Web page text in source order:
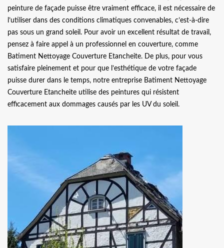
peinture de façade puisse être vraiment efficace, il est nécessaire de
l’utiliser dans des conditions climatiques convenables, c’est-à-dire
pas sous un grand soleil. Pour avoir un excellent résultat de travail,
pensez à faire appel à un professionnel en couverture, comme
Batiment Nettoyage Couverture Etancheite. De plus, pour vous
satisfaire pleinement et pour que l’esthétique de votre façade
puisse durer dans le temps, notre entreprise Batiment Nettoyage
Couverture Etancheite utilise des peintures qui résistent
efficacement aux dommages causés par les UV du soleil.